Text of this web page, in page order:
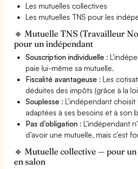
Les mutuelles collectives
Les mutuelles TNS pour les
🔹 Mutuelle TNS (Travailleur
pour un indépendant
Souscription individuelle :
paie lui-même sa mutuelle.
Fiscalité avantageuse : Les
déduites des impôts (grâce à la
Souplesse : L'indépendant choisit
adaptées à ses besoins et à son
Pas d’obligation : L'indépendant
d’avoir une mutuelle, mais c’est
🔹 Mutuelle collective — pour
en salon